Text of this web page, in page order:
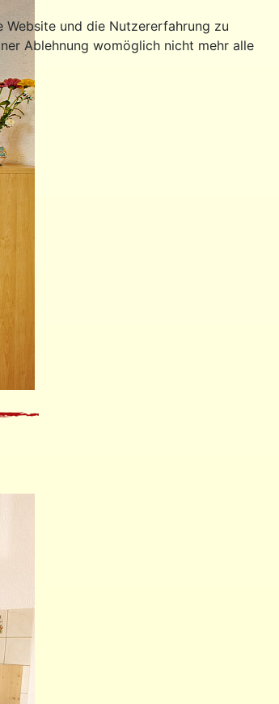
Website und die Nutzererfahrung zu
Ablehnung womöglich nicht mehr alle